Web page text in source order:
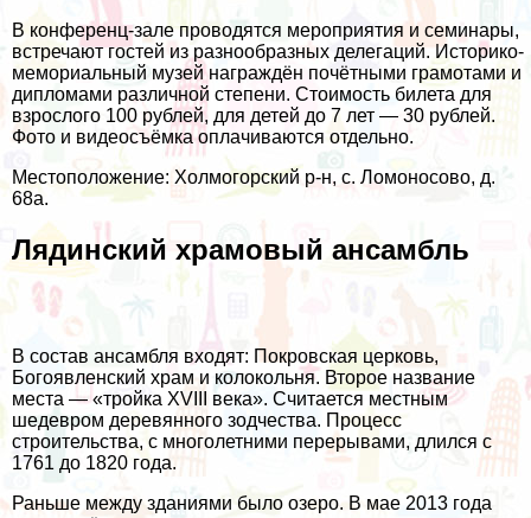
В конференц-зале проводятся мероприятия и семинары,
встречают гостей из разнообразных делегаций. Историко-
мемориальный музей награждён почётными грамотами и
дипломами различной степени. Стоимость билета для
взрослого 100 рублей, для детей до 7 лет — 30 рублей.
Фото и видеосъёмка оплачиваются отдельно.
Местоположение: Холмогорский р-н, с. Ломоносово, д.
68а.
Лядинский храмовый ансамбль
В состав ансамбля входят: Покровская церковь,
Богоявленский храм и колокольня. Второе название
места — «тройка XVIII века». Считается местным
шедевром деревянного зодчества. Процесс
строительства, с многолетними перерывами, длился с
1761 до 1820 года.
Раньше между зданиями было озеро. В мае 2013 года